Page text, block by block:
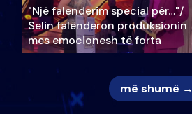
"Një falenderim special për…"/
Selin falënderon produksionin
mes emocionesh të forta
më shumë →